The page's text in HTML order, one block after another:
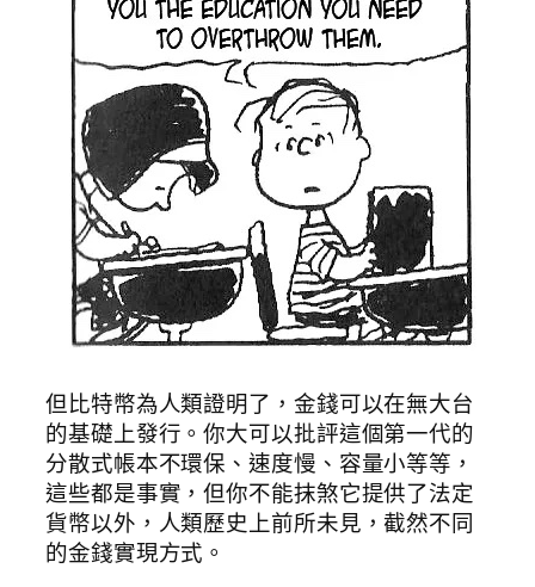
但比特幣為人類證明了，金錢可以在無大台
的基礎上發行。你大可以批評這個第一代的
分散式帳本不環保、速度慢、容量小等等，
這些都是事實，但你不能抹煞它提供了法定
貨幣以外，人類歷史上前所未見，截然不同
的金錢實現方式。